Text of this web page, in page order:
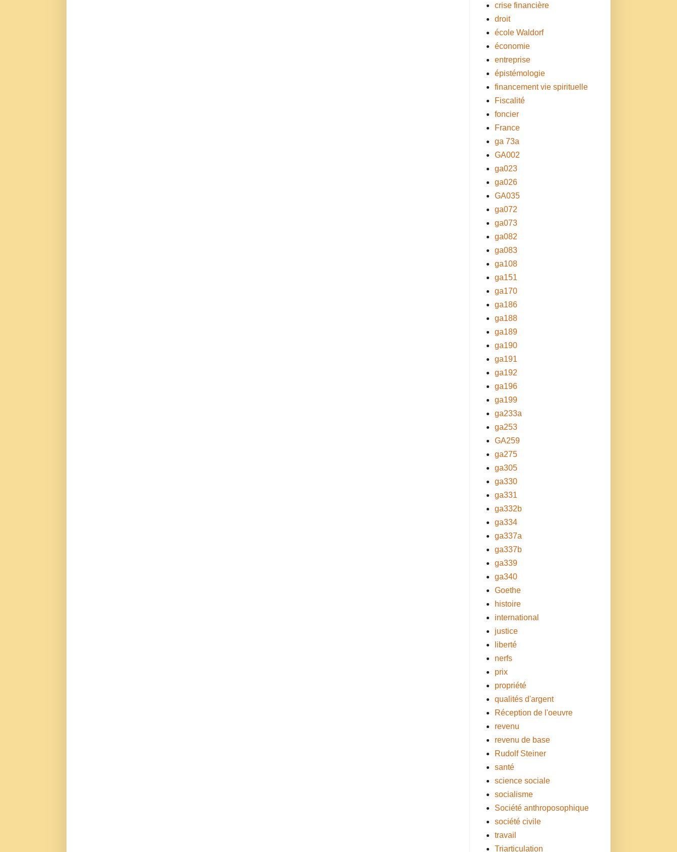
crise financière
droit
école Waldorf
économie
entreprise
épistémologie
financement vie spirituelle
Fiscalité
foncier
France
ga 73a
GA002
ga023
ga026
GA035
ga072
ga073
ga082
ga083
ga108
ga151
ga170
ga186
ga188
ga189
ga190
ga191
ga192
ga196
ga199
ga233a
ga253
GA259
ga275
ga305
ga330
ga331
ga332b
ga334
ga337a
ga337b
ga339
ga340
Goethe
histoire
international
justice
liberté
nerfs
prix
propriété
qualités d'argent
Réception de l'oeuvre
revenu
revenu de base
Rudolf Steiner
santé
science sociale
socialisme
Société anthroposophique
société civile
travail
Triarticulation